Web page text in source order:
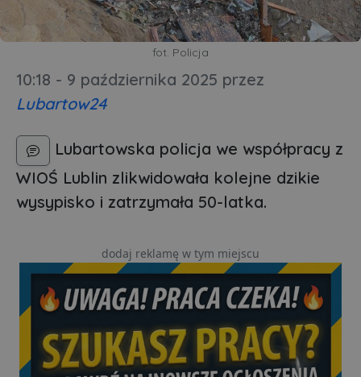
fot. Policja
10:18 - 9 października 2025 przez
Lubartow24
Lubartowska policja we współpracy z
WIOŚ Lublin zlikwidowała kolejne dzikie
wysypisko i zatrzymała 50-latka.
dodaj reklamę w tym miejscu